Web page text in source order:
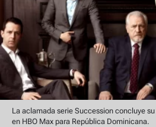
La aclamada serie Succession concluye
en HBO Max para República Dominicana.